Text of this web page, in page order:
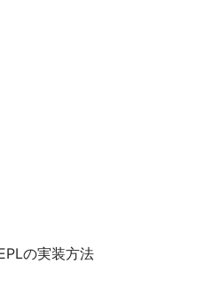
の実装方法